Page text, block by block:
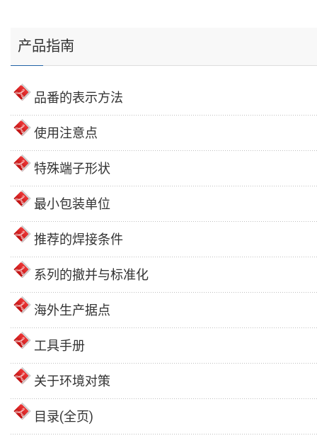
产品指南
品番的表示方法
使用注意点
特殊端子形状
最小包装单位
推荐的焊接条件
系列的撤并与标准化
海外生产据点
工具手册
关于环境对策
目录(全页)